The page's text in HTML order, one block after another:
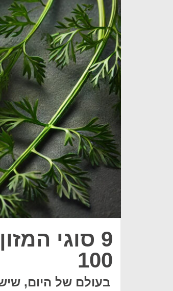
9 סוגי
100
בעולם של היום, שיש